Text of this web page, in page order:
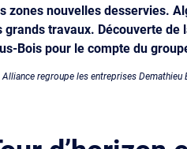
zones nouvelles desservies.
grands travaux. Découverte de
Bois pour le compte du
Alliance regroupe les entreprises Demathieu